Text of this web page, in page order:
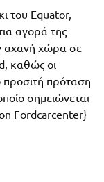
του Equator,
αγορά της
αχανή χώρα σε
καθώς οι
προσιτή πρόταση
σημειώνεται
Fordcarcenter}